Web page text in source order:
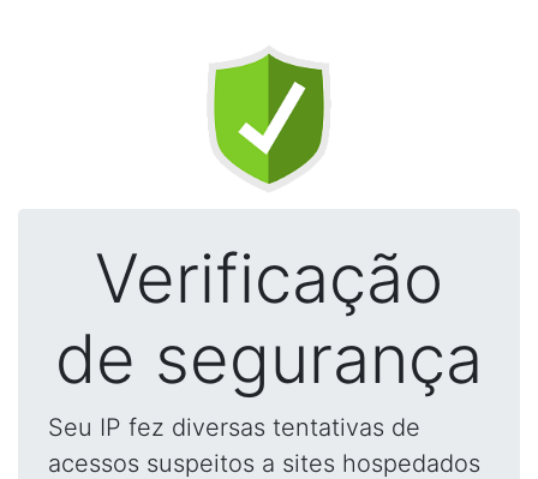
Verificação
de segurança
Seu IP fez diversas tentativas de
acessos suspeitos a sites hospedados